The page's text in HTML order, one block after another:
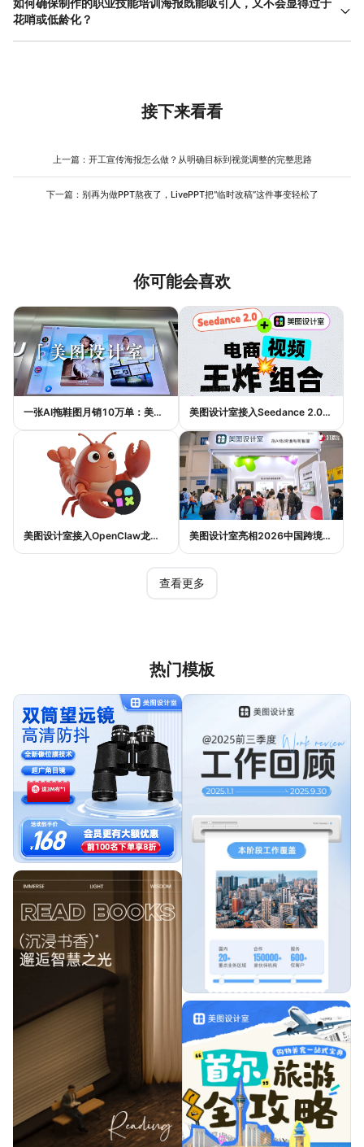
中，你可以直接在‘职业技能培训’模板分类下，根据这些风格关键词
筛选模板，找到一个风格接近的作为基础，再通过右侧的‘颜色’工具
构。一个专业模板已经帮你规划好了标题区、正文区、图片区和联
如何确保制作的职业技能培训海报既能吸引人，又不会显得过于
花哨或低龄化？
平衡吸引力和专业度，需要克制地使用设计元素。首先，控制颜色
可以稍具设计感，但正文务必使用微软雅黑、思源黑体这类通行且
易读的字体。最后，留白是关键。不要试图用图案或色块填满每一
感。在美图设计室调整时，可以时不时缩小画布整体审视，如果觉
接下来看看
上一篇： 开工宣传海报怎么做？从明确目标到视觉调整的完整思路
下一篇： 别再为做PPT熬夜了，LivePPT把“临时改稿”这件事变轻松了
你可能会喜欢
一张AI拖鞋图月销10万单：美图设计室如何帮助普通电商卖家提升效率与销量 美图设计室接入Seedance 2.0：AI如何实现一句话生成电商带货视频
美图设计室接入OpenClaw龙虾生态：AI设计如何实现一句话完成电商作图 美图设计室亮相2026中国跨境电商交易会，AI设计Agent助力跨境电商内容提效
查看更多
热门模板